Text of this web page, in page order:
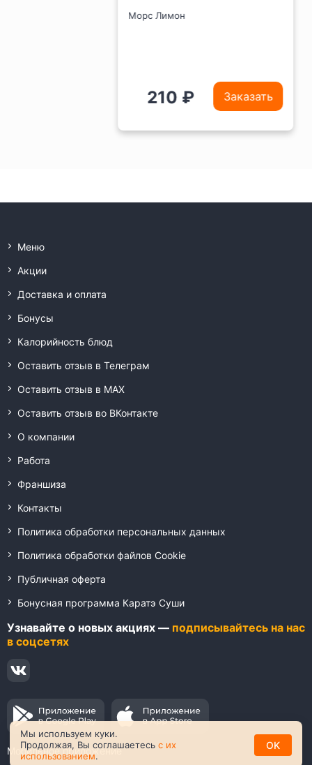
Морс Лимон
Заказать
Меню
Акции
Доставка и оплата
Бонусы
Калорийность блюд
Оставить отзыв в Телеграм
Оставить отзыв в MAX
Оставить отзыв во ВКонтакте
О компании
Работа
Франшиза
Контакты
Политика обработки персональных данных
Политика обработки файлов Cookie
Публичная оферта
Бонусная программа Каратэ Суши
Узнавайте о новых акциях — подписывайтесь на нас
в соцсетях
Мобильное приложение
Мы используем куки.
Продолжая, Вы соглашаетесь с их
использованием.
OK